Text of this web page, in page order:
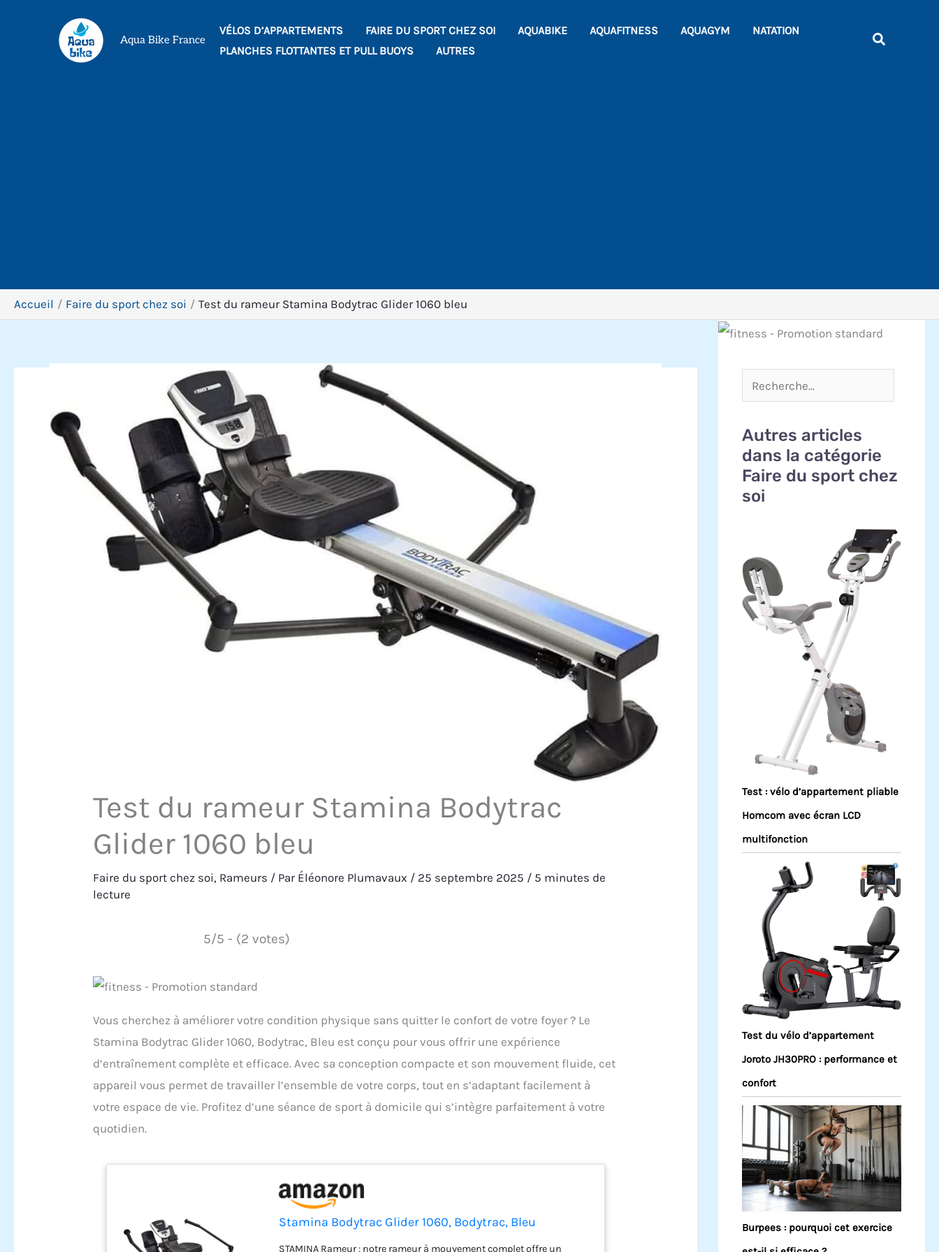
Aqua Bike France
VÉLOS D’APPARTEMENTS FAIRE DU SPORT CHEZ SOI AQUABIKE AQUAFITNESS AQUAGYM
NATATION
PLANCHES FLOTTANTES ET PULL BUOYS
AUTRES
Accueil Faire du sport chez soi Test du rameur Stamina Bodytrac Glider 1060 bleu
Test du rameur Stamina Bodytrac
Glider 1060 bleu
Faire du sport chez soi, Rameurs / Par Éléonore Plumavaux / 25 septembre 2025 / 5 minutes de
lecture
5/5 - (2 votes)
Vous cherchez à améliorer votre condition physique sans quitter le confort de votre foyer ? Le
Stamina Bodytrac Glider 1060, Bodytrac, Bleu est conçu pour vous offrir une expérience
d’entraînement complète et efficace. Avec sa conception compacte et son mouvement fluide, cet
appareil vous permet de travailler l’ensemble de votre corps, tout en s’adaptant facilement à
votre espace de vie. Profitez d’une séance de sport à domicile qui s’intègre parfaitement à votre
quotidien.
Stamina Bodytrac Glider 1060, Bodytrac, Bleu
STAMINA Rameur : notre rameur à mouvement complet offre un
Autres articles
dans la catégorie
Faire du sport chez
soi
Test : vélo d’appartement pliable
Homcom avec écran LCD
multifonction
Test du vélo d’appartement
Joroto JH30PRO : performance et
confort
Burpees : pourquoi cet exercice